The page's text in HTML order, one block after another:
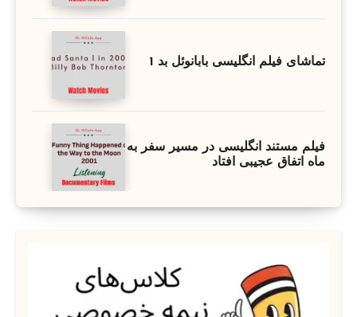
تماشای فیلم انگلیسی بابانوئل بد 1
فیلم مستند انگلیسی در مسیر سفر به
ماه اتفاق عجیبی افتاد